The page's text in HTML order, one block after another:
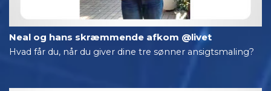
Neal og hans skræmmende afkom @livet
Hvad får du, når du giver dine tre sønner ansigtsmaling?